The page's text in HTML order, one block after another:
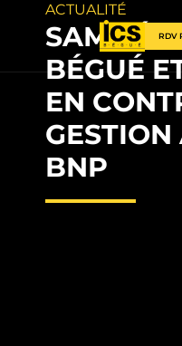
RDV
ACTUALITÉ
SAMI,
BÉGUÉ
EN
BNP